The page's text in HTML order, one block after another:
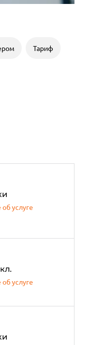
Тариф
услуге
услуге